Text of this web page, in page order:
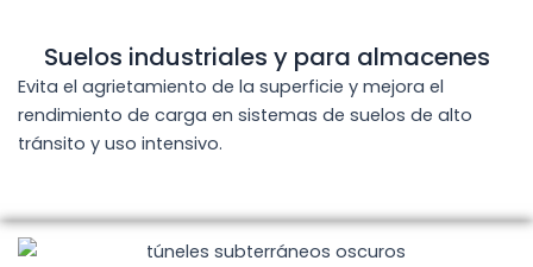
Suelos industriales y para almacenes
Evita el agrietamiento de la superficie y mejora el
rendimiento de carga en sistemas de suelos de alto
tránsito y uso intensivo.